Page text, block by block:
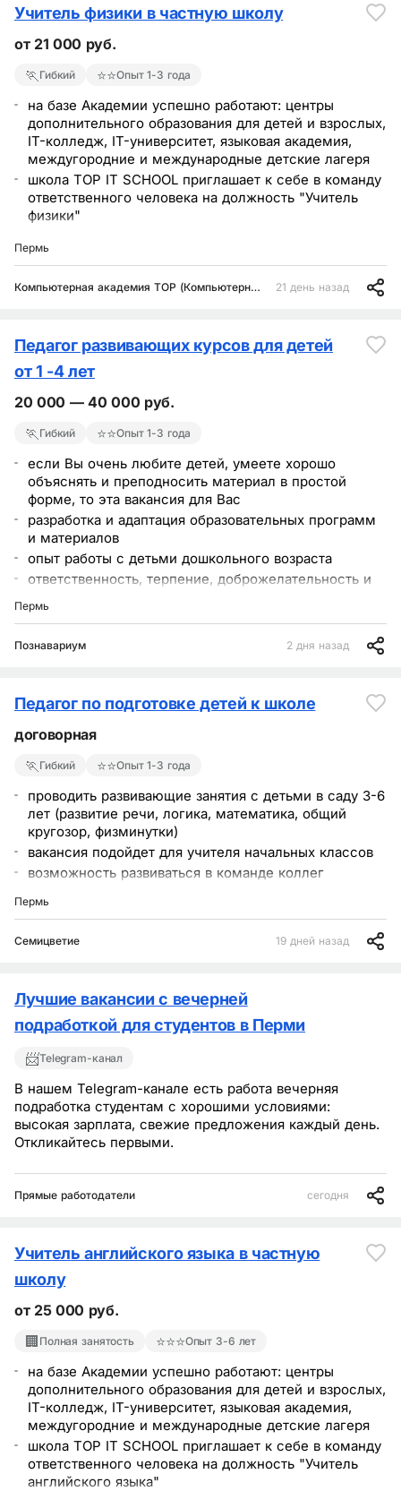
приложений, 3D-моделирование, фото и видео
прогрессивный подход к обучению, вовлекающий
детей в процесс обучения
Учитель физики в частную школу
от 21 000 руб.
🏃 Гибкий ⭐⭐Опыт 1-3 года
на базе Академии успешно работают: центры
дополнительного образования для детей и взрослых,
IT-колледж, IT-университет, языковая академия,
междугородние и международные детские лагеря
школа TOP IT SCHOOL приглашает к себе в команду
ответственного человека на должность "Учитель
физики"
половина дня - проведение занятий по ФГОС, вторая
половина дня - проведение дополнительных
развивающих занятий (IT-технологии:
приложений, 3D-моделирование, фото и видео
съемка
прогрессивный подход к обучению, вовлекающий
детей в процесс обучения
Пермь
Компьютерная академия TOP (Компьютерная Академия ТОП) 21 день назад
Педагог развивающих курсов для детей
от 1 -4 лет
20 000 — 40 000 руб.
🏃 Гибкий ⭐⭐Опыт 1-3 года
если Вы очень любите детей, умеете хорошо
объяснять и преподносить материал в простой
форме, то эта вакансия для Вас
разработка и адаптация образовательных программ
и материалов
опыт работы с детьми дошкольного возраста
ответственность, терпение, доброжелательность и
конкурентоспособную заработную плату и систему
конкурентную оплату
проведения занятий мебелью и материалами
Пермь
Познавариум 2 дня назад
Педагог по подготовке детей к школе
договорная
🏃 Гибкий ⭐⭐Опыт 1-3 года
проводить развивающие занятия с детьми в саду 3-6
лет (развитие речи, логика, математика, общий
кругозор, физминутки)
вакансия подойдет для учителя начальных классов
возможность развиваться в команде коллег
Пермь
Семицветие 19 дней назад
Лучшие вакансии с вечерней
подработкой для студентов в Перми
📨Telegram-канал
В нашем Telegram-канале есть работа вечерняя
подработка студентам с хорошими условиями:
высокая зарплата, свежие предложения каждый день.
Откликайтесь первыми.
Прямые работодатели сегодня
Учитель английского языка в частную
школу
от 25 000 руб.
🏢 Полная занятость ⭐⭐⭐Опыт 3-6 лет
на базе Академии успешно работают: центры
дополнительного образования для детей и взрослых,
IT-колледж, IT-университет, языковая академия,
междугородние и международные детские лагеря
школа TOP IT SCHOOL приглашает к себе в команду
ответственного человека на должность "Учитель
английского языка"